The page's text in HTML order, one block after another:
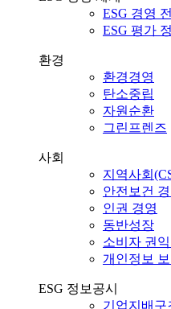
ESG 경영
ESG 평가
환경
환경경영
탄소중립
자원순환
그린프렌즈
사회
지역사회
안전보건
인권 경영
동반성장
소비자 권
개인정보
ESG 정보공시
기업지배구